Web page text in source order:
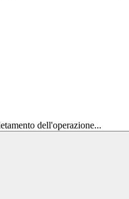
dell'operazione...